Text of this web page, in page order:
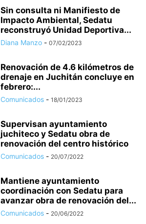
Sin consulta ni Manifiesto de
Impacto Ambiental, Sedatu
reconstruyó Unidad Deportiva...
Diana Manzo - 07/02/2023
Renovación de 4.6 kilómetros de
drenaje en Juchitán concluye en
febrero:...
Comunicados - 18/01/2023
Supervisan ayuntamiento
juchiteco y Sedatu obra de
renovación del centro histórico
Comunicados - 20/07/2022
Mantiene ayuntamiento
coordinación con Sedatu para
avanzar obra de renovación del...
Comunicados - 20/06/2022